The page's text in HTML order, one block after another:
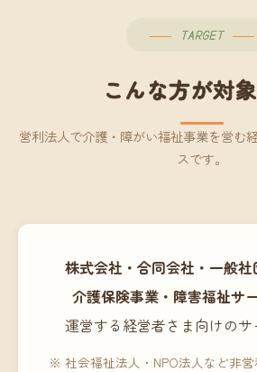
TARGET
こんな方が対
営利法人で介護・障がい福祉事業を営む
スです。
株式会社・合同会社・一般社
介護保険事業・障害福祉サ
運営する経営者さま向けのサ
※ 社会福祉法人・NPO法人など非